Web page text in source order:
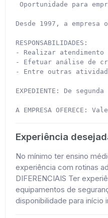
Oportunidade para
Desde 1997, a
RESPONSABILIDADES:
- Realizar
- Efetuar análise de
- Entre outras
EXPEDIENTE: De
A EMPRESA
Experiência
No mínimo ter ensino
experiência com rotinas
DIFERENCIAIS Ter
equipamentos de
disponibilidade para início